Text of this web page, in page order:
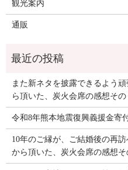
観光案内
通販
また新ネタを披露できるよう
ら頂いた、炭火会席の感想その
令和8年熊本地震復興義援金寄
10年のご縁が、ご結婚後の再
から頂いた、炭火会席の感想そ